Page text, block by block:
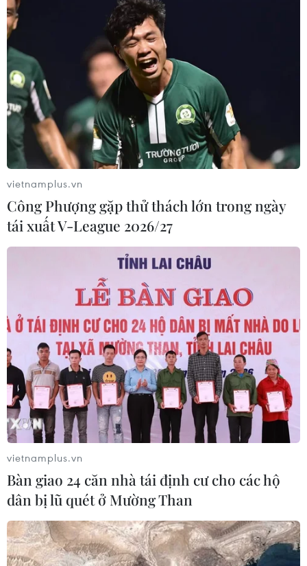
TIN CÙNG CHUYÊN MỤC
Nga thông báo tấn công căn
cứ ngầm của Ukraine
06/08/2026 16:21
vietnamplus.vn
Công Phượng gặp thử thách lớn trong ngày
tái xuất V-League 2026/27
vietnamplus.vn
Bàn giao 24 căn nhà tái định cư cho các hộ
dân bị lũ quét ở Mường Than